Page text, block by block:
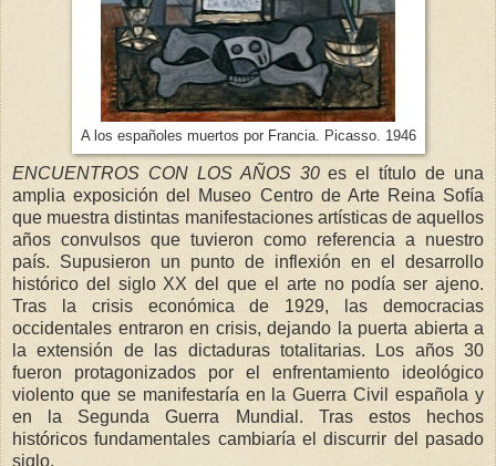
A los españoles muertos por Francia. Picasso. 1946
ENCUENTROS CON LOS AÑOS 30es el título de una
amplia exposición del Museo Centro de Arte Reina Sofía
que muestra distintas manifestaciones artísticas de aquellos
años convulsos que tuvieron como referencia a nuestro
país. Supusieron un punto de inflexión en el desarrollo
histórico del siglo XX del que el arte no podía ser ajeno.
Tras la crisis económica de 1929, las democracias
occidentales entraron en crisis, dejando la puerta abierta a
la extensión de las dictaduras totalitarias. Los años 30
fueron protagonizados por el enfrentamiento ideológico
violento que se manifestaría en la Guerra Civil española y
en la Segunda Guerra Mundial. Tras estos hechos
históricos fundamentales cambiaría el discurrir del pasado
siglo.